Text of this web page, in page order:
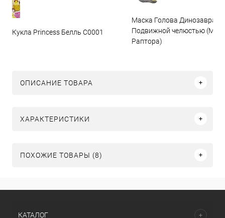
Кукла Princess Белль C0001
Маска Голова Динозавра с
Подвижной челюстью
Раптора)
ОПИСАНИЕ ТОВАРА
ХАРАКТЕРИСТИКИ
ПОХОЖИЕ ТОВАРЫ (8)
КАТАЛОГ